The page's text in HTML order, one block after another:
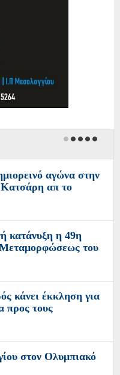
αγώνα στην
Κατσάρη απ το
κατάνυξη η 49η
του
κάνει έκκληση για
προς τους
στον Ολυμπιακό